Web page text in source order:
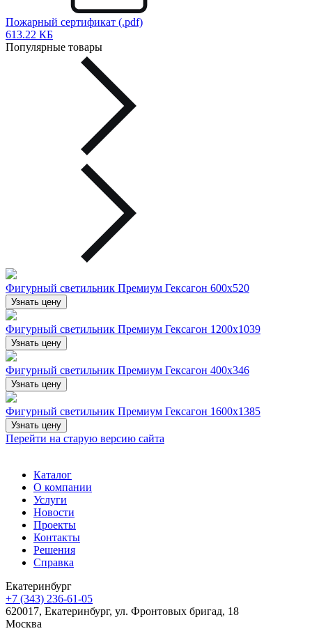
Пожарный сертификат (.pdf)
613.22 КБ
Популярные товары
Фигурный светильник Премиум Гексагон 600х520
Узнать цену
Фигурный светильник Премиум Гексагон 1200х1039
Узнать цену
Фигурный светильник Премиум Гексагон 400х346
Узнать цену
Фигурный светильник Премиум Гексагон 1600х1385
Узнать цену
Перейти на старую версию сайта
Каталог
О компании
Услуги
Новости
Проекты
Контакты
Решения
Справка
Екатеринбург
+7 (343) 236-61-05
620017, Екатеринбург, ул. Фронтовых бригад, 18
Москва